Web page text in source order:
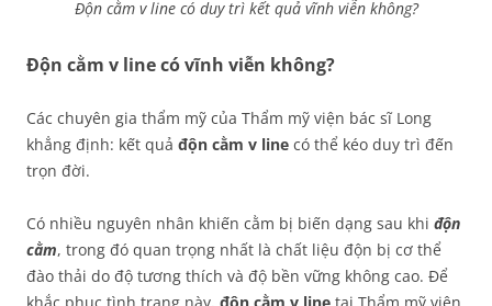
Độn cằm v line có duy trì kết quả vĩnh viễn không?
Độn cằm v line có vĩnh viễn không?
Các chuyên gia thẩm mỹ của Thẩm mỹ viện bác sĩ Long
khẳng định: kết quả độn cằm v line có thể kéo duy trì đến
trọn đời.
Có nhiều nguyên nhân khiến cằm bị biến dạng sau khi độn
cằm, trong đó quan trọng nhất là chất liệu độn bị cơ thể
đào thải do độ tương thích và độ bền vững không cao. Để